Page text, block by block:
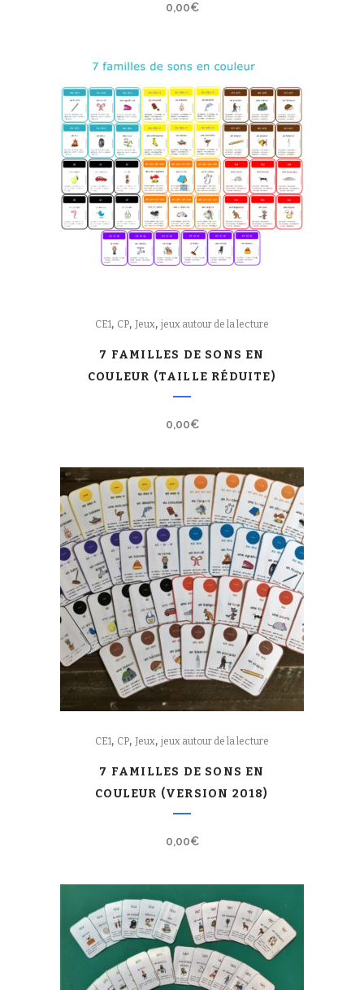
0,00€
CE1, CP, Jeux, jeux autour de la lecture
7 FAMILLES DE SONS EN
COULEUR (TAILLE RÉDUITE)
0,00€
CE1, CP, Jeux, jeux autour de la lecture
7 FAMILLES DE SONS EN
COULEUR (VERSION 2018)
0,00€